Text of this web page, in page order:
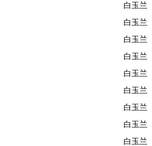
白玉兰
白玉兰
白玉兰
白玉兰
白玉兰
白玉兰
白玉兰
白玉兰
白玉兰